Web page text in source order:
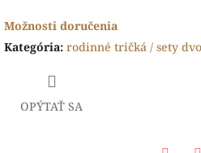
Možnosti doručenia
Kategória: rodinné tričká / sety
OPÝTAŤ SA